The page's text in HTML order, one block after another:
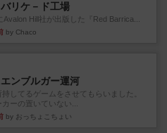
リケ－ド工場
Avalon Hill社が出版した『Red Barrica...
by Chaco
ンブルガー運河
持してるゲームをさせてもらいました。
カーの置いていない...
by おっちょこちょい